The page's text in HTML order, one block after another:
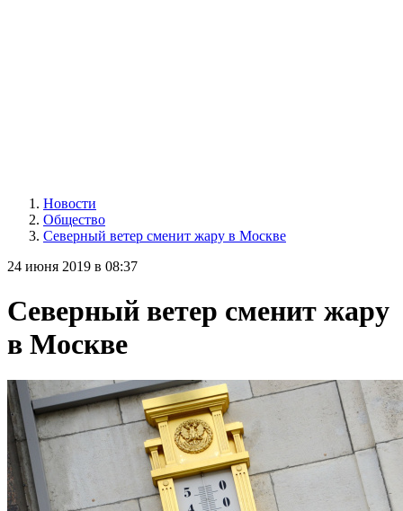
Новости
Общество
Северный ветер сменит жару в Москве
24 июня 2019 в 08:37
Северный ветер сменит жару
в Москве